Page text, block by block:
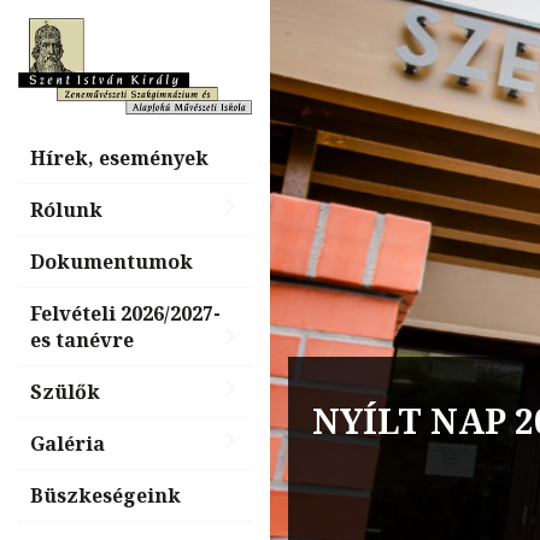
Hírek, események
Rólunk
Dokumentumok
Felvételi 2026/2027-
es tanévre
Szülők
Galéria
Büszkeségeink
NYÍLT NAP
Billentyűs
nap, „Tiéd a